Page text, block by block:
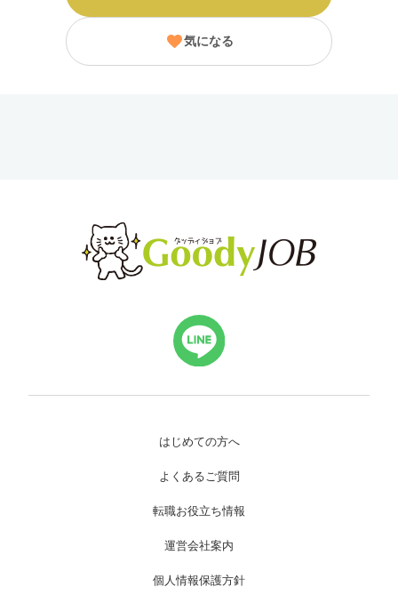
気になる
はじめての方へ
よくあるご質問
転職お役立ち情報
運営会社案内
個人情報保護方針